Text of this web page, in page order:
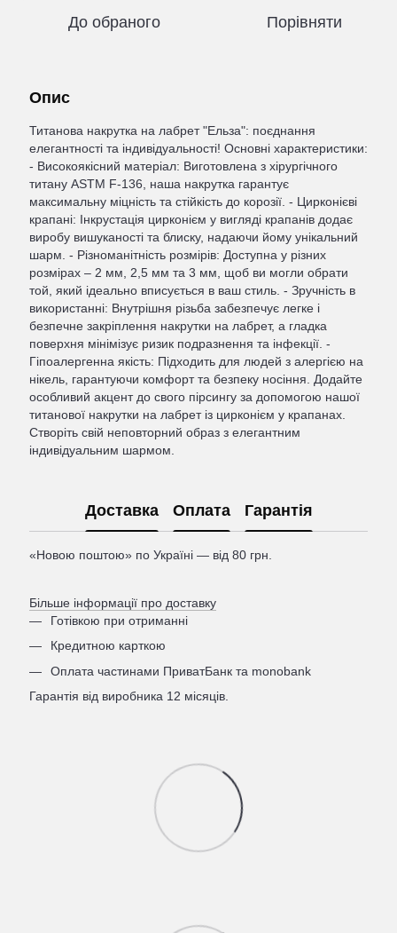
До обраного Порівняти
Опис
Титанова накрутка на лабрет "Ельза": поєднання
елегантності та індивідуальності! Основні характеристики:
- Високоякісний матеріал: Виготовлена з хірургічного
титану ASTM F-136, наша накрутка гарантує
максимальну міцність та стійкість до корозії. - Цирконієві
крапані: Інкрустація цирконієм у вигляді крапанів додає
виробу вишуканості та блиску, надаючи йому унікальний
шарм. - Різноманітність розмірів: Доступна у різних
розмірах – 2 мм, 2,5 мм та 3 мм, щоб ви могли обрати
той, який ідеально вписується в ваш стиль. - Зручність в
використанні: Внутрішня різьба забезпечує легке і
безпечне закріплення накрутки на лабрет, а гладка
поверхня мінімізує ризик подразнення та інфекції. -
Гіпоалергенна якість: Підходить для людей з алергією на
нікель, гарантуючи комфорт та безпеку носіння. Додайте
особливий акцент до свого пірсингу за допомогою нашої
титанової накрутки на лабрет із цирконієм у крапанах.
Створіть свій неповторний образ з елегантним
індивідуальним шармом.
Доставка Оплата Гарантія
«Новою поштою» по Україні — від 80 грн.
Більше інформації про доставку
Готівкою при отриманні
Кредитною карткою
Оплата частинами ПриватБанк та monobank
Гарантія від виробника 12 місяців.